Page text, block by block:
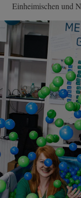
Einheimischen und